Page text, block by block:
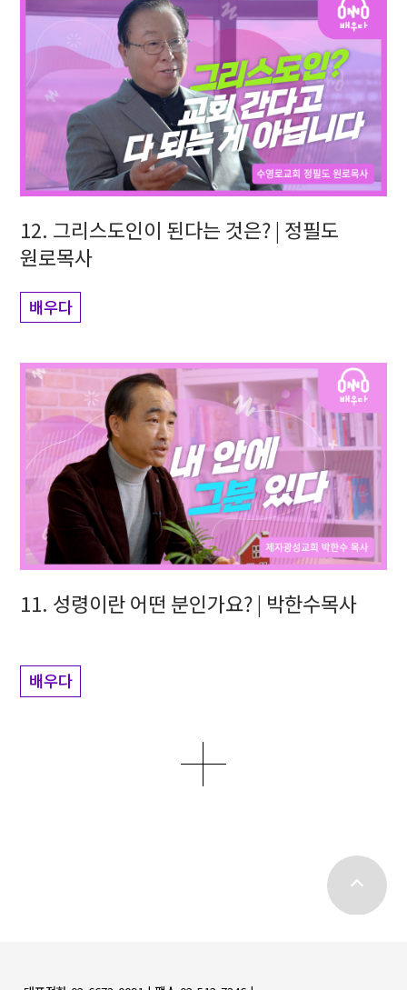
12. 그리스도인이 된다는 것은? | 정필도
원로목사
배우다
11. 성령이란 어떤 분인가요? | 박한수목사
배우다